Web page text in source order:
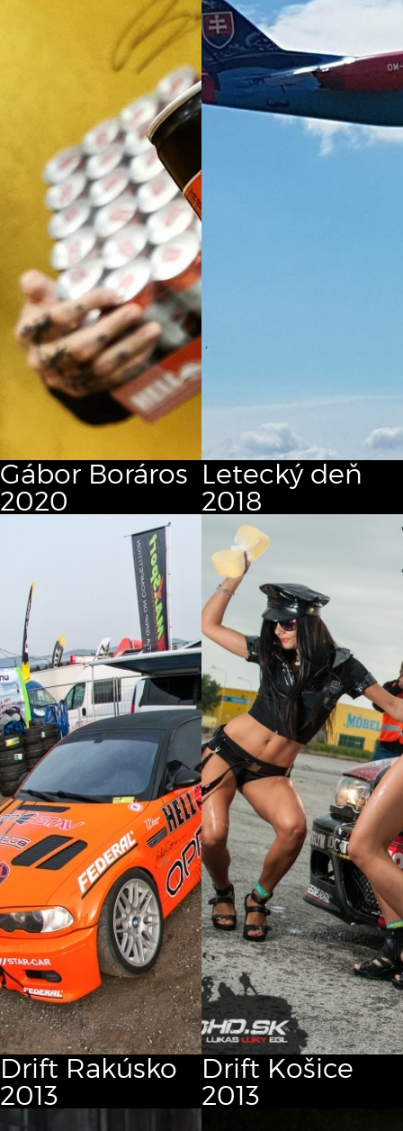
Gábor Boráros
2020
Letecký deň
2018
Drift Rakúsko
2013
Drift Košice
2013